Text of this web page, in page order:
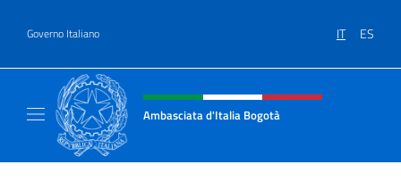
Governo Italiano IT ES
Intestazione sito, social e menù
Ambasciata d'Italia Bogotà